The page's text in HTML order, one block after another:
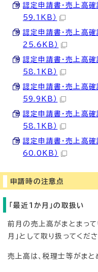
認定申請書・売上高確
59.1KB）
認定申請書・売上高確
25.6KB）
認定申請書・売上高確
58.1KB）
認定申請書・売上高確
59.9KB）
認定申請書・売上高確
58.1KB）
認定申請書・売上高確
60.0KB）
申請時の注意点
「最近1か月」の取扱い
前月の売上高がまとまっ
月」として取り扱ってくださ
売上高は、税理士等がまと